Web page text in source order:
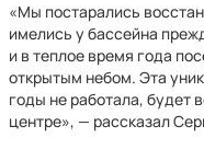
«Мы постарались
имелись у бассейна
и в теплое время года
открытым небом. Эта
годы не работала, будет
центре», — рассказал